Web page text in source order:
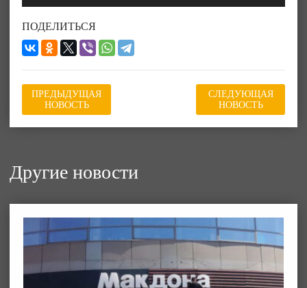
ПОДЕЛИТЬСЯ
ПРЕДЫДУЩАЯ
НОВОСТЬ
СЛЕДУЮЩАЯ
НОВОСТЬ
Другие новости